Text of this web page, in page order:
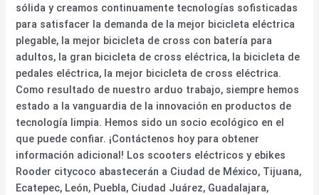
sólida y creamos continuamente tecnologías sofisticadas
para satisfacer la demanda de la mejor bicicleta eléctrica
plegable, la mejor bicicleta de cross con batería para
adultos, la gran bicicleta de cross eléctrica, la bicicleta de
pedales eléctrica, la mejor bicicleta de cross eléctrica.
Como resultado de nuestro arduo trabajo, siempre hemos
estado a la vanguardia de la innovación en productos de
tecnología limpia. Hemos sido un socio ecológico en el
que puede confiar. ¡Contáctenos hoy para obtener
información adicional! Los scooters eléctricos y ebikes
Rooder citycoco abastecerán a Ciudad de México, Tijuana,
Ecatepec, León, Puebla, Ciudad Juárez, Guadalajara,